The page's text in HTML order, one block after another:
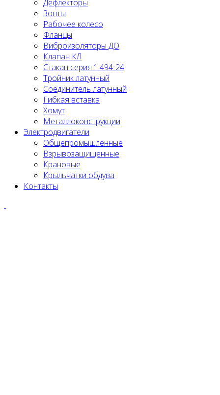
Дефлекторы
Зонты
Рабочее колесо
Фланцы
Виброизоляторы ДО
Клапан КЛ
Стакан серия 1.494-24
Тройник латунный
Соединитель латунный
Гибкая вставка
Хомут
Металлоконструкции
Электродвигатели
Общепромышленные
Взрывозащищенные
Крановые
Крыльчатки обдува
Контакты